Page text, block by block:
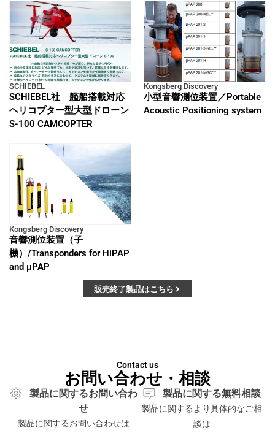
SCHIEBEL
SCHIEBEL社 艦船搭載対応
ヘリコプター型大型ドローン
S-100 CAMCOPTER
Kongsberg Discovery
小型音響測位装置／Portable
Acoustic Positioning system
Kongsberg Discovery
音響測位装置（子
機）/Transponders for HiPAP
and μPAP
販売終了製品はこちら
Contact us
お問い合わせ・相談
製品に関するお問い合わ
せ
製品に関するお問い合わせは
製品に関する無料相談
製品に関するより具体的なご相
談は